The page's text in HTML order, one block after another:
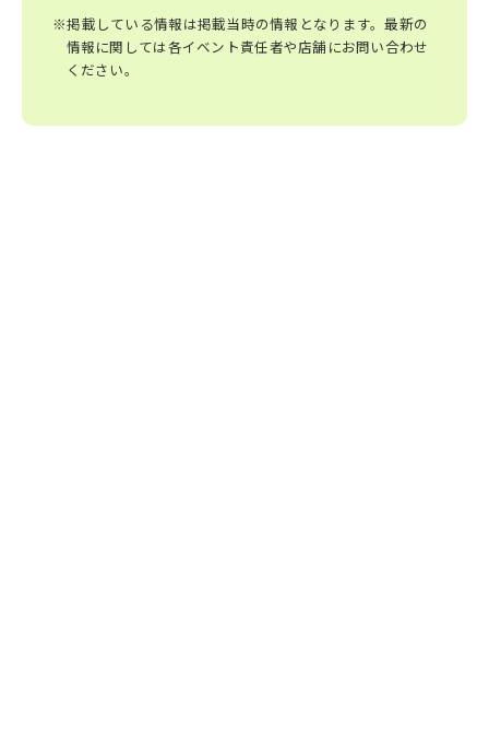
※掲載している情報は掲載当時の情報となります。最新の
情報に関しては各イベント責任者や店舗にお問い合わせ
ください。